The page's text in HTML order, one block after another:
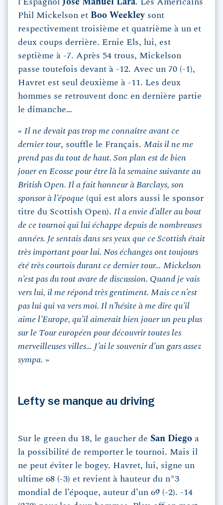
l’Espagnol José Manuel Lara. Les Américains
Phil Mickelson et Boo Weekleysont
respectivement troisième et quatrième à un et
deux coups derrière. Ernie Els, lui, est
septième à -7. Après 54 trous, Mickelson
passe toutefois devant à -12. Avec un 70 (-1),
Havret est seul deuxième à -11. Les deux
hommes se retrouvent donc en dernière partie
le dimanche…
« Il ne devait pas trop me connaître avant ce
dernier tour, souffle le Français. Mais il ne me
prend pas du tout de haut. Son plan est de bien
jouer en Ecosse pour être là la semaine suivante au
British Open. Il a fait honneur à Barclays, son
sponsor à l’époque (qui est alors aussi le sponsor
titre du Scottish Open). Il a envie d’aller au bout
de ce tournoi qui lui échappe depuis de nombreuses
années. Je sentais dans ses yeux que ce Scottish était
très important pour lui. Nos échanges ont toujours
été très courtois durant ce dernier tour… Mickelson
n’est pas du tout avare de discussion. Quand je vais
vers lui, il me répond très gentiment. Mais ce n’est
pas lui qui va vers moi. Il n’hésite à me dire qu’il
aime l’Europe, qu’il aimerait bien jouer un peu plus
sur le Tour européen pour découvrir toutes les
merveilleuses villes… J’ai le souvenir d’un gars assez
sympa. »
Lefty se manque au driving
Sur le green du 18, le gaucher de San Diego a
la possibilité de remporter le tournoi. Mais il
ne peut éviter le bogey. Havret, lui, signe un
ultime 68 (-3) et revient à hauteur du n°3
mondial de l’époque, auteur d’un 69 (-2). -14